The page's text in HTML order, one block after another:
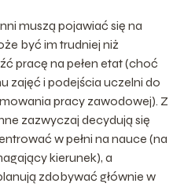
muszą pojawiać się na
być im trudniej niż
pracę na pełen etat (choć
zajęć i podejścia uczelni do
pracy zawodowej). Z
zazwyczaj decydują się
w pełni na nauce (na
kierunek), a
zdobywać głównie w